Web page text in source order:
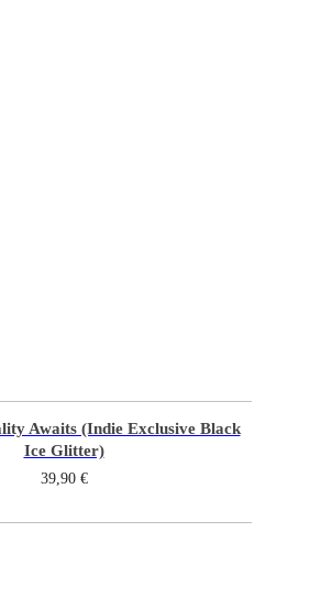
Awaits (Indie Exclusive Black
Ice Glitter)
39,90 €